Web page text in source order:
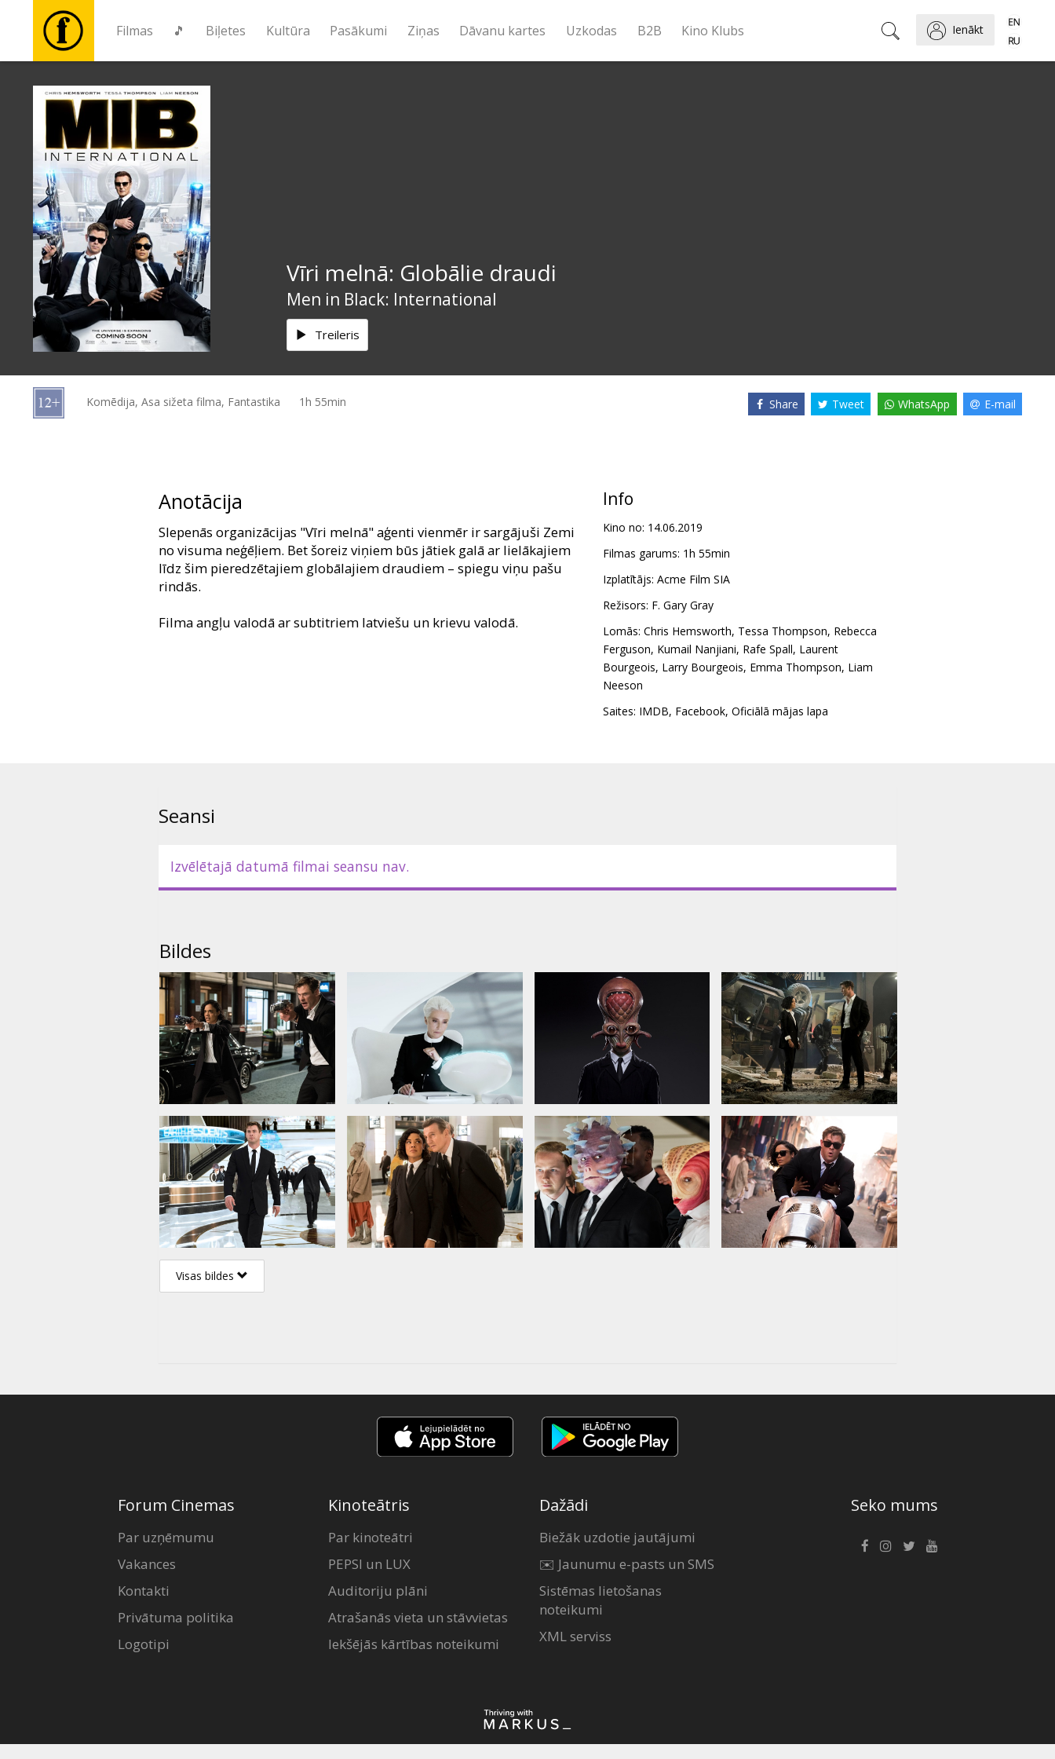
Filmas 🎵 Biļetes Kultūra Pasākumi Ziņas Dāvanu kartes Uzkodas B2B Kino Klubs Ienākt
Filmas
🎵
Biļetes
Kultūra
Pasākumi
Ziņas
kartes
Vīri melnā: Globālie draudi
Men in Black: International
Treileris
Komēdija, Asa sižeta filma, Fantastika 1h 55min Share Tweet WhatsApp E-mail
Anotācija
Slepenās organizācijas "Vīri melnā" aģenti vienmēr ir sargājuši Zemi
no visuma neģēļiem. Bet šoreiz viņiem būs jātiek galā ar lielākajiem
līdz šim pieredzētajiem globālajiem draudiem – spiegu viņu pašu
rindās.
Filma angļu valodā ar subtitriem latviešu un krievu valodā.
Info
Kino no: 14.06.2019
Filmas garums: 1h 55min
Izplatītājs: Acme Film SIA
Režisors: F. Gary Gray
Lomās: Chris Hemsworth, Tessa Thompson, Rebecca
Ferguson, Kumail Nanjiani, Rafe Spall, Laurent
Bourgeois, Larry Bourgeois, Emma Thompson, Liam
Neeson
Saites: IMDB, Facebook, Oficiālā mājas lapa
Seansi
Izvēlētajā datumā filmai seansu nav.
Bildes
Visas bildes
Forum Cinemas
Par uzņēmumu
Vakances
Kontakti
Privātuma politika
Logotipi
Kinoteātris
Par kinoteātri
PEPSI un LUX
Auditoriju plāni
Atrašanās vieta un stāvvietas
Iekšējās kārtības noteikumi
Dažādi
Biežāk uzdotie jautājumi
✉️ Jaunumu e-pasts un SMS
Sistēmas lietošanas
noteikumi
XML serviss
Seko mums